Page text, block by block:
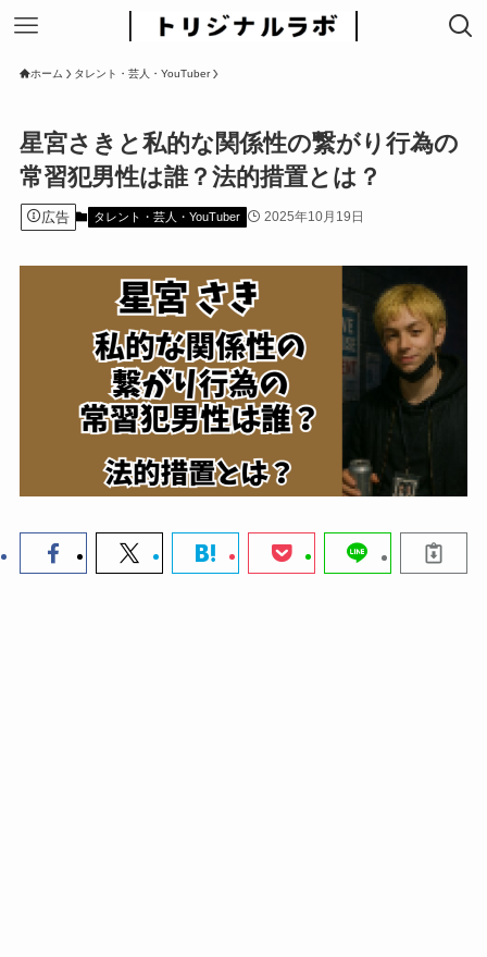
ホーム タレント・芸人・YouTuber
星宮さきと私的な関係性の繋がり行為の
常習犯男性は誰？法的措置とは？
広告 タレント・芸人・YouTuber 2025年10月19日